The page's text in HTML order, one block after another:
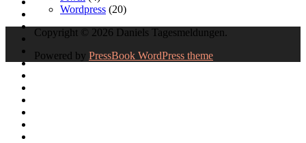
Wordpress (20)
Copyright © 2026 Daniels Tagesmeldungen.
Powered by PressBook WordPress theme